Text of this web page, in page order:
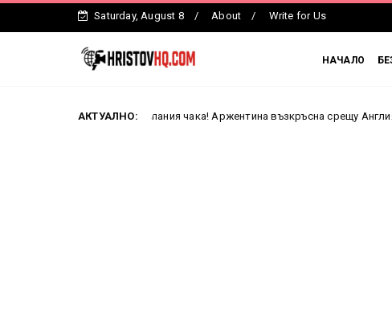
Saturday, August 8 About Write for Us
НАЧАЛО
АКТУАЛНО:
Испания чака! Аржентина възкръсна срещу Англия и е на